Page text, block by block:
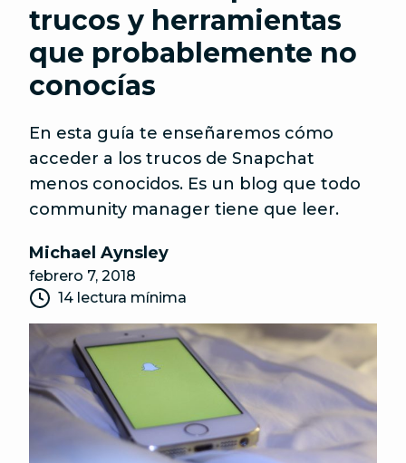
trucos y herramientas
que probablemente no
conocías
En esta guía te enseñaremos cómo
acceder a los trucos de Snapchat
menos conocidos. Es un blog que todo
community manager tiene que leer.
Michael Aynsley
febrero 7, 2018
14 lectura mínima